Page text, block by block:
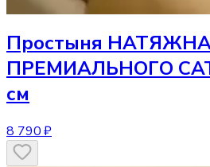
Простыня
ПРЕМИАЛЬНОГО
см
8 790 ₽